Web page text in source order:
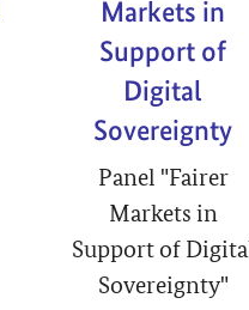
Markets in
Support of
Digital
Sovereignty
Panel "Fairer
Markets in
Support of
Sovereignty"